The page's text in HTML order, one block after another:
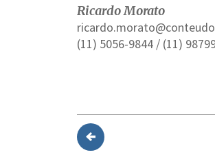
Ricardo Morato
(11) 5056-9844 / (11)